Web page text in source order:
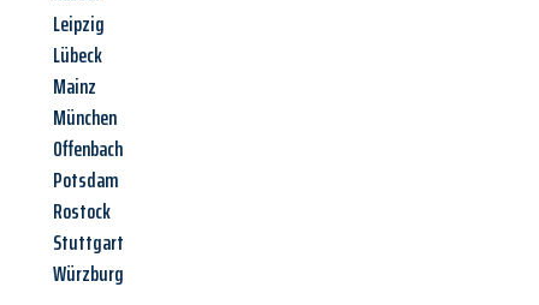
Leipzig
Lübeck
Mainz
München
Offenbach
Potsdam
Rostock
Stuttgart
Würzburg